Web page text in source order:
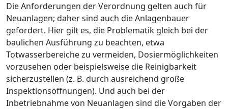
Die Anforderungen der Verordnung gelten auch für
Neuanlagen; daher sind auch die Anlagenbauer
gefordert. Hier gilt es, die Problematik gleich bei der
baulichen Ausführung zu beachten, etwa
Totwasserbereiche zu vermeiden, Dosiermöglichkeiten
vorzusehen oder beispielsweise die Reinigbarkeit
sicherzustellen (z. B. durch ausreichend große
Inspektionsöffnungen). Und auch bei der
Inbetriebnahme von Neuanlagen sind die Vorgaben der